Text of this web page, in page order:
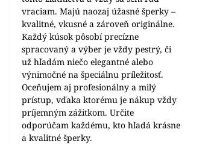
vraciam. Majú naozaj úžasné šperky –
kvalitné, vkusné a zároveň originálne.
Každý kúsok pôsobí precízne
spracovaný a výber je vždy pestrý, či
už hľadám niečo elegantné alebo
výnimočné na špeciálnu príležitosť.
Oceňujem aj profesionálny a milý
prístup, vďaka ktorému je nákup vždy
príjemným zážitkom. Určite
odporúčam každému, kto hľadá krásne
a kvalitné šperky.